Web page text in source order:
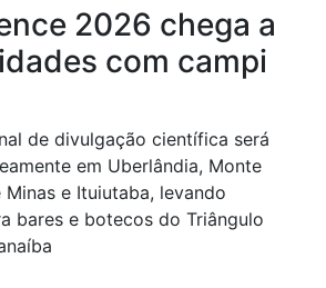
2026 chega a
com campi
de divulgação científica será
em Uberlândia, Monte
e Ituiutaba, levando
bares e botecos do Triângulo